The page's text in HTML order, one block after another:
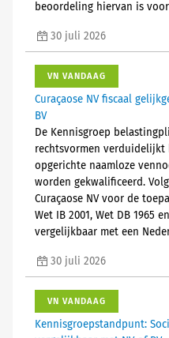
beoordeling hiervan is
30 juli 2026
VN VANDAAG
Curaçaose NV fiscaal
BV
De Kennisgroep
rechtsvormen verduidelijkt
opgerichte naamloze
worden gekwalificeerd.
Curaçaose NV voor de
Wet IB 2001, Wet DB 1965
vergelijkbaar met een
30 juli 2026
VN VANDAAG
Kennisgroepstandpunt: